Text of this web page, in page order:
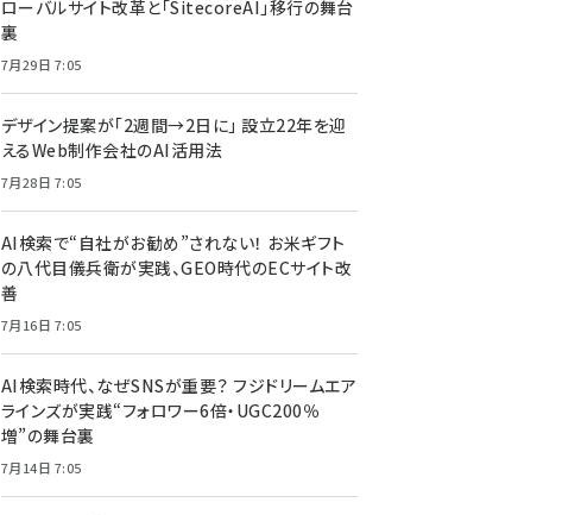
ローバルサイト改革と「SitecoreAI」移行の舞台
裏
7月29日 7:05
デザイン提案が「2週間→2日に」 設立22年を迎
えるWeb制作会社のAI活用法
7月28日 7:05
AI検索で“自社がお勧め”されない！ お米ギフト
の八代目儀兵衛が実践、GEO時代のECサイト改
善
7月16日 7:05
AI検索時代、なぜSNSが重要？ フジドリームエア
ラインズが実践“フォロワー6倍・UGC200％
増”の舞台裏
7月14日 7:05